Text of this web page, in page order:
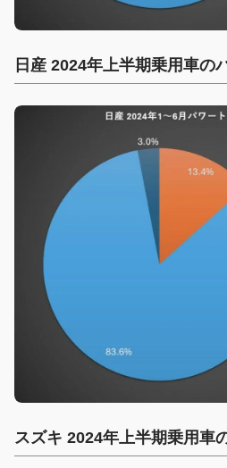
日産 2024年上半期乗用車の
スズキ 2024年上半期乗用車